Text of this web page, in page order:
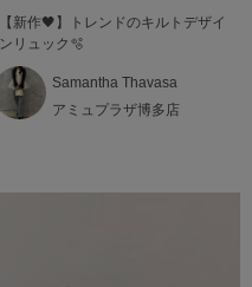
【新作🖤】トレンドのキルトデザイ
ンリュック🫧
Samantha Thavasa
アミュプラザ博多店